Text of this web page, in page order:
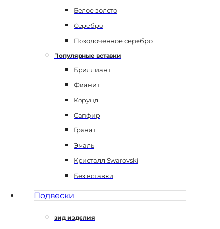
Белое золото
Серебро
Позолоченное серебро
Популярные вставки
Бриллиант
Фианит
Корунд
Сапфир
Гранат
Эмаль
Кристалл Swarovski
Без вставки
Подвески
вид изделия